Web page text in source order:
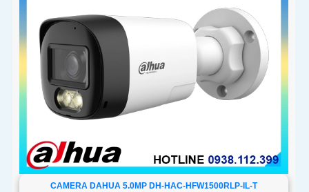
CAMERA DAHUA 5.0MP DH-HAC-HFW1500RLP-IL-T